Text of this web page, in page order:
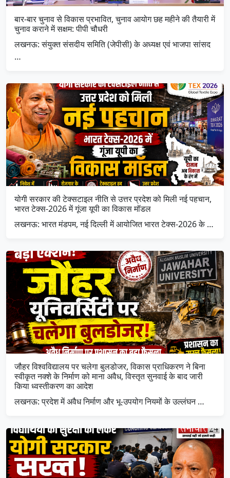
बार-बार चुनाव से विकास प्रभावित, चुनाव आयोग छह महीने की तैयारी में
चुनाव कराने में सक्षम: पीपी चौधरी
लखनऊ: संयुक्त संसदीय समिति (जेपीसी) के अध्यक्ष एवं भाजपा सांसद
…
योगी सरकार की टेक्सटाइल नीति से उत्तर प्रदेश को मिली नई पहचान,
भारत टेक्स-2026 में गूंजा यूपी का विकास मॉडल
लखनऊ: भारत मंडपम, नई दिल्ली में आयोजित भारत टेक्स-2026 के …
जौहर विश्वविद्यालय पर चलेगा बुलडोजर, विकास प्राधिकरण ने बिना
स्वीकृत नक्शे के निर्माण को माना अवैध, विस्तृत सुनवाई के बाद जारी
किया ध्वस्तीकरण का आदेश
लखनऊ: प्रदेश में अवैध निर्माण और भू-उपयोग नियमों के उल्लंघन …